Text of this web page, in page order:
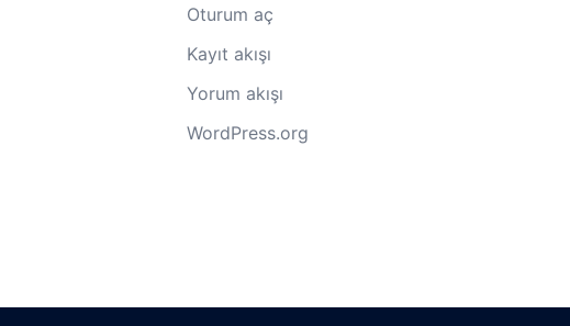
Oturum aç
Kayıt akışı
Yorum akışı
WordPress.org